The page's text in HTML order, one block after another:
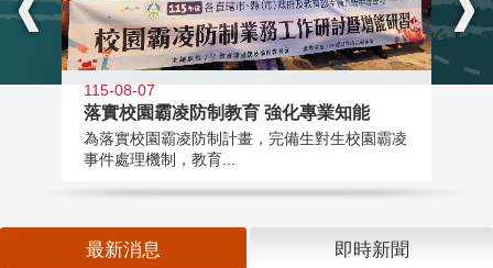
115-08-07
落實校園霸凌防制教育 強化專業知能
為落實校園霸凌防制計畫，完備生對生校園霸凌
事件處理機制，教育...
最新消息 即時新聞